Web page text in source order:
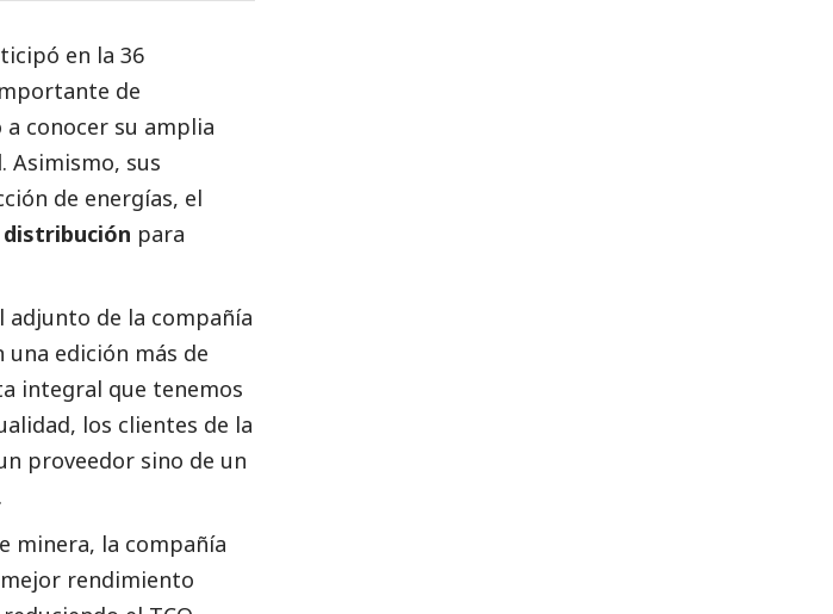
en la 36
de
conocer su amplia
. Asimismo, sus
de energías, el
distribución para
adjunto de la compañía
una edición más de
integral que tenemos
los clientes de la
proveedor sino de un
minera, la compañía
rendimiento